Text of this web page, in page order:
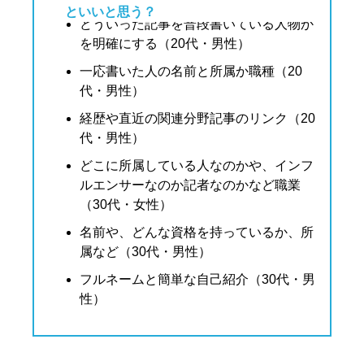
といいと思う？
どういった記事を普段書いている人物か
を明確にする（20代・男性）
一応書いた人の名前と所属か職種（20
代・男性）
経歴や直近の関連分野記事のリンク（20
代・男性）
どこに所属している人なのかや、インフ
ルエンサーなのか記者なのかなど職業
（30代・女性）
名前や、どんな資格を持っているか、所
属など（30代・男性）
フルネームと簡単な自己紹介（30代・男
性）